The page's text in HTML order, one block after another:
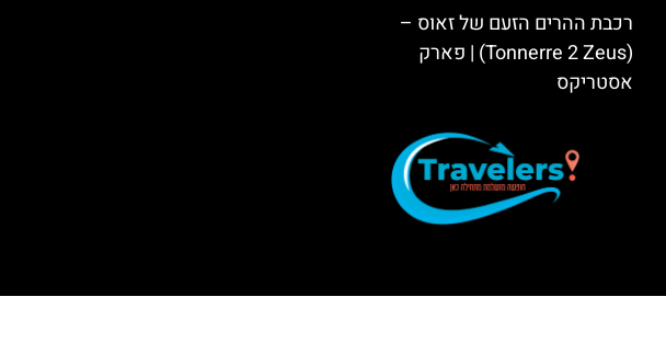
רכבת ההרים הזעם של זאוס –
(Tonnerre 2 Zeus) | פארק
אסטריקס